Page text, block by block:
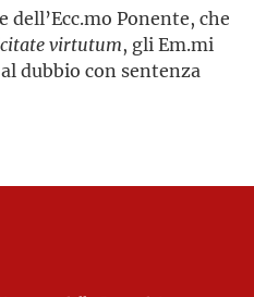
Ponente, che
virtutum, gli Em.mi
dubbio con sentenza